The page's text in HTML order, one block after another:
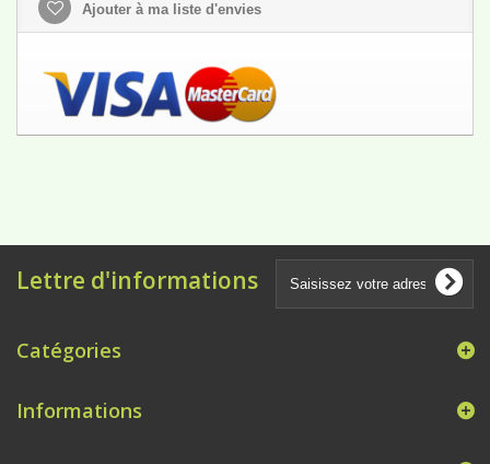
Ajouter à ma liste d'envies
Lettre d'informations
Catégories
Informations